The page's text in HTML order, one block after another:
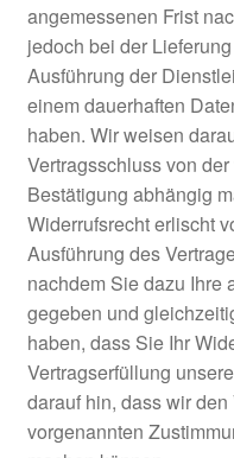
angemessenen Frist
jedoch bei der
Ausführung der
einem dauerhaften
haben. Wir weisen
Vertragsschluss von
Bestätigung abhängig
Widerrufsrecht erlischt
Ausführung des
nachdem Sie dazu Ihre
gegeben und
haben, dass Sie Ihr
Vertragserfüllung
darauf hin, dass wir
vorgenannten